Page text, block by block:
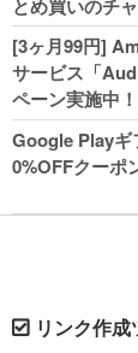
とめ買いのチ
人気コミック
がセールに！
[3ヶ月99円]
サービス「
ペーン実施中！
Google Playギ
0%OFFクーポ
リンク作成